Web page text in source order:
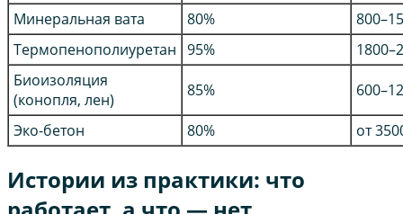
Минеральная вата
80%
Термопенополиуретан 95%
Биоизоляция
(конопля, лен)
85%
Эко-бетон 80% от
Истории из практики: что